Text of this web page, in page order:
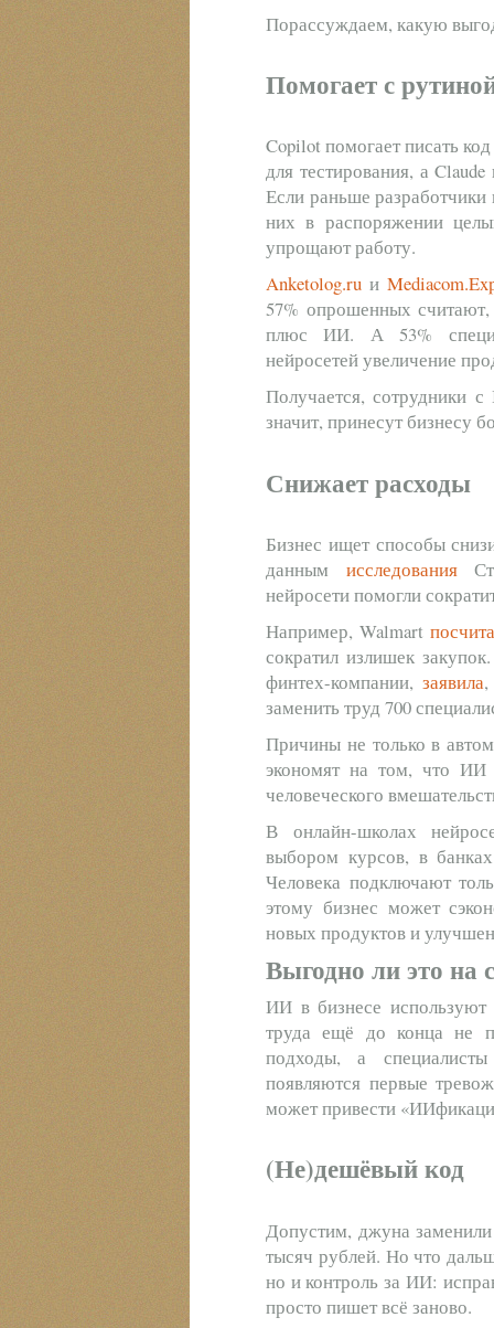
Порассуждаем, какую
Помогает с
Copilot помогает писать
для тестирования, а
Если раньше
них в распоряжении
упрощают работу.
Anketolog.ru и
57% опрошенных
плюс ИИ. А 53%
нейросетей увеличение
Получается, сотрудники
значит, принесут бизнесу
Снижает расходы
Бизнес ищет способы
данным исследования
нейросети помогли
Например, Walmart
сократил излишек
финтех-компании, заявила,
заменить труд 700
Причины не только в
экономят на том, что
человеческого
В онлайн-школах
выбором курсов, в
Человека подключают
этому бизнес может
новых продуктов и
Выгодно ли это на
ИИ в бизнесе
труда ещё до конца не
подходы, а
появляются первые
может привести
(Не)дешёвый код
Допустим, джуна заменили
тысяч рублей. Но что
но и контроль за ИИ:
просто пишет всё заново.